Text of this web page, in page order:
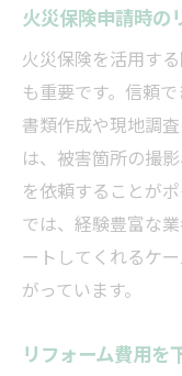
火災保険申請時の
火災保険を活用す
も重要です。信頼
書類作成や現地調
は、被害箇所の撮
を依頼することが
では、経験豊富な
ートしてくれるケ
がっています。
リフォーム費用を